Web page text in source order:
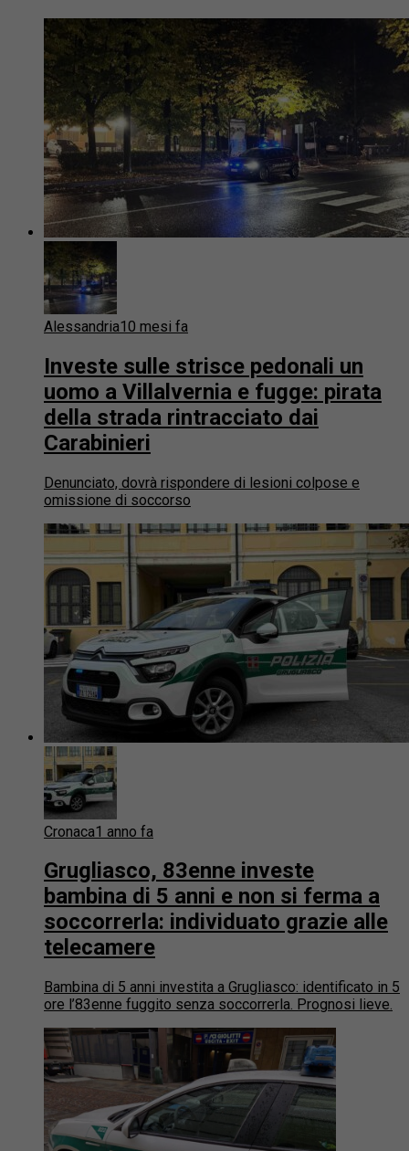
Alessandria10 mesi fa
Investe sulle strisce pedonali un
uomo a Villalvernia e fugge: pirata
della strada rintracciato dai
Carabinieri
Denunciato, dovrà rispondere di lesioni colpose e
omissione di soccorso
Cronaca1 anno fa
Grugliasco, 83enne investe
bambina di 5 anni e non si ferma a
soccorrerla: individuato grazie alle
telecamere
Bambina di 5 anni investita a Grugliasco: identificato in 5
ore l’83enne fuggito senza soccorrerla. Prognosi lieve.